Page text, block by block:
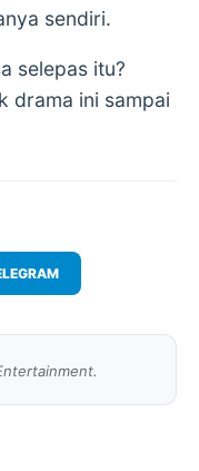
sendiri.
selepas itu?
drama ini sampai